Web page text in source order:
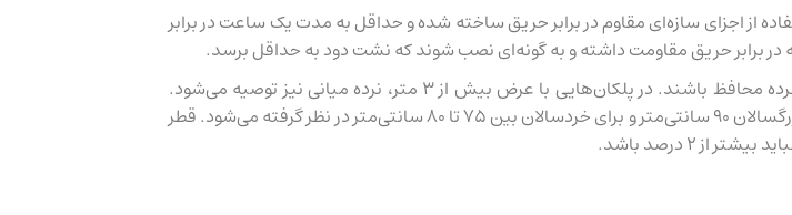
نفر در نظر گرفته می‌شوند، باید با استفاده از اجزای سازه‌ای مقاوم در برابر حریق ساخته شده و حداقل به مدت یک ساعت در برابر
تعداد پله‌ها در هر پلکان نباید از سه پله کمتر باشد و پلکان‌های با بیش از سه پله باید دارای نرده محافظ باشند. در پلکان‌هایی با عرض بیش از ۳ متر، نرده میانی نیز توصیه می‌شود.
پلکان‌های رابط مانند پلکان‌های محوطه باز نیز باید دارای نرده حفاظتی باشند. ارتفاع نرده برای بزرگسالان ۹۰ سانتی‌متر و برای خردسالان بین ۷۵ تا ۸۰ سانتی‌متر در نظر گرفته می‌شود. قطر